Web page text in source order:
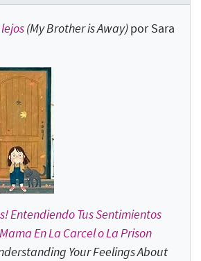
(My Brother is Away)por Sara
Entendiendo Tus Sentimientos
En La Carcel o La Prison
Your Feelings About